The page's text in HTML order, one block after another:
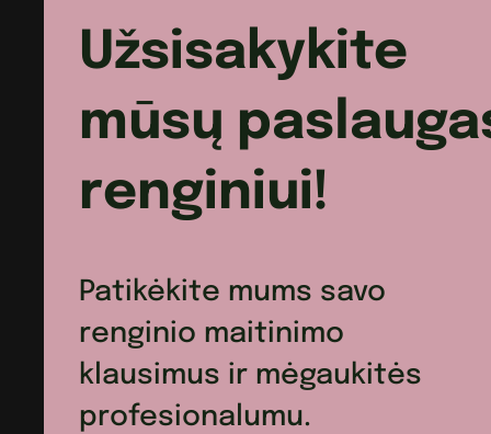
Užsisakykite
mūsų
renginiui!
Patikėkite mums savo
renginio maitinimo
klausimus ir mėgaukitės
profesionalumu.